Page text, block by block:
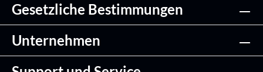
Gesetzliche Bestimmungen
Unternehmen